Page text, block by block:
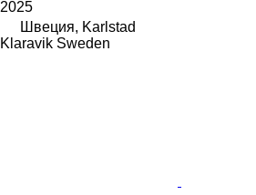
2025
Швеция, Karlstad
Klaravik Sweden